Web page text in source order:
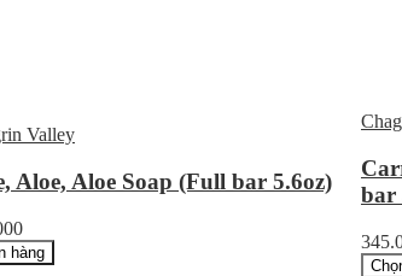
Valley
Aloe, Aloe Soap (Full bar 5.6oz)
hàng
bar